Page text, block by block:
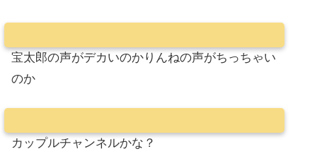
宝太郎の声がデカいのかりんねの声がちっちゃい
のか
カップルチャンネルかな？